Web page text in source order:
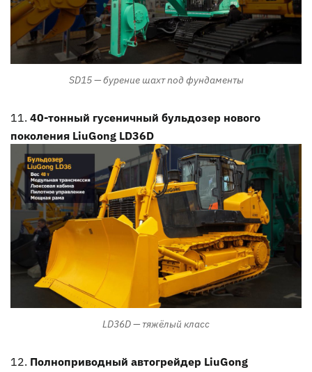
SD15 — бурение шахт под фундаменты
40-тонный гусеничный бульдозер нового
поколения LiuGong LD36D
LD36D — тяжёлый класс
Полноприводный автогрейдер LiuGong